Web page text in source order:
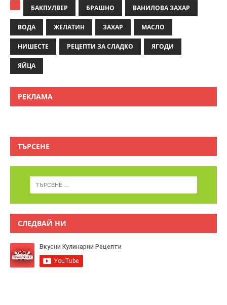
БАКПУЛВЕР БРАШНО ВАНИЛОВА ЗАХАР
ВОДА ЖЕЛАТИН ЗАХАР МАСЛО
НИШЕСТЕ РЕЦЕПТИ ЗА СЛАДКО ЯГОДИ
ЯЙЦА
РЕКЛАМА
ТЪРСЕНЕ
СЛЕДВАЙ НИ